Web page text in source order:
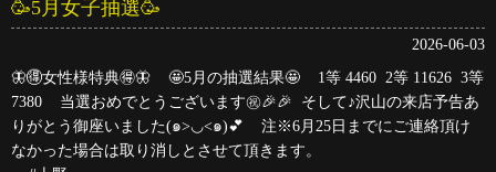
🥳5月女子抽選🥳
2026-06-03
🦋🉐女性様特典🉐🦋 🤩5月の抽選結果🤩 1等 4460 2等 11626 3等
7380 当選おめでとうございます㊗️🎉🎉 そして♪沢山の来店予告あ
りがとう御座いました(๑>◡<๑)💕 注※6月25日までにご連絡頂け
なかった場合は取り消しとさせて頂きます。